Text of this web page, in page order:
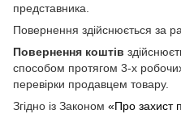
представника.
Повернення здійснюється за
Повернення коштів
способом протягом 3-х
перевірки продавцем товару.
Згідно із Законом «Про захист